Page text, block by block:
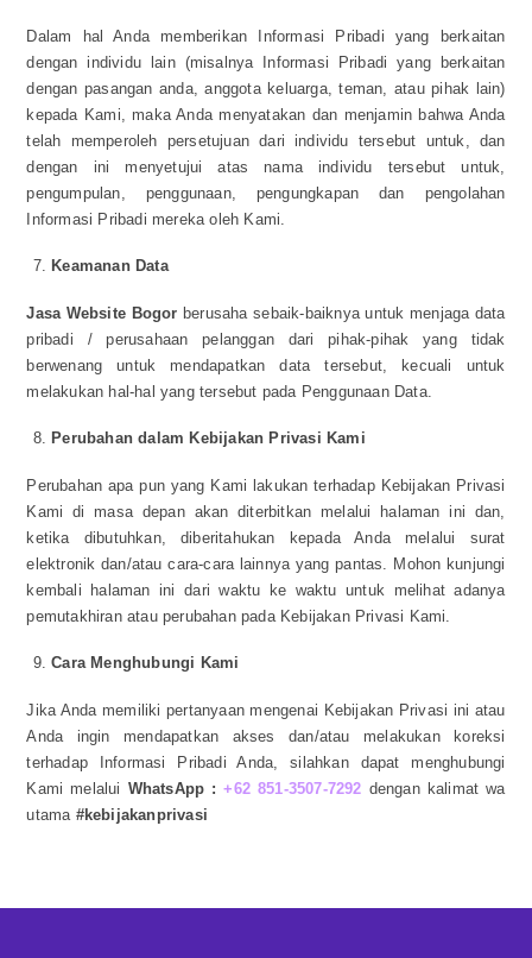
Dalam hal Anda memberikan Informasi Pribadi yang berkaitan
dengan individu lain (misalnya Informasi Pribadi yang berkaitan
dengan pasangan anda, anggota keluarga, teman, atau pihak lain)
kepada Kami, maka Anda menyatakan dan menjamin bahwa Anda
telah memperoleh persetujuan dari individu tersebut untuk, dan
dengan ini menyetujui atas nama individu tersebut untuk,
pengumpulan, penggunaan, pengungkapan dan pengolahan
Informasi Pribadi mereka oleh Kami.
Keamanan Data
Jasa Website Bogor berusaha sebaik-baiknya untuk menjaga data
pribadi / perusahaan pelanggan dari pihak-pihak yang tidak
berwenang untuk mendapatkan data tersebut, kecuali untuk
melakukan hal-hal yang tersebut pada Penggunaan Data.
Perubahan dalam Kebijakan Privasi Kami
Perubahan apa pun yang Kami lakukan terhadap Kebijakan Privasi
Kami di masa depan akan diterbitkan melalui halaman ini dan,
ketika dibutuhkan, diberitahukan kepada Anda melalui surat
elektronik dan/atau cara-cara lainnya yang pantas. Mohon kunjungi
kembali halaman ini dari waktu ke waktu untuk melihat adanya
pemutakhiran atau perubahan pada Kebijakan Privasi Kami.
Cara Menghubungi Kami
Jika Anda memiliki pertanyaan mengenai Kebijakan Privasi ini atau
Anda ingin mendapatkan akses dan/atau melakukan koreksi
terhadap Informasi Pribadi Anda, silahkan dapat menghubungi
Kami melalui WhatsApp :+62 851-3507-7292 dengan kalimat wa
utama #kebijakanprivasi